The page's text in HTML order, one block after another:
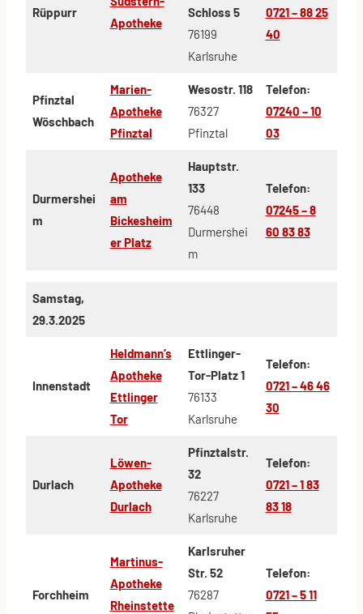
Rüppurr
Apotheke
Schloss 5
76199
Karlsruhe
0721 – 88 25
40
Pfinztal
Wöschbach
Marien-
Apotheke
Pfinztal
Wesostr. 118
76327
Pfinztal
Telefon:
07240 – 10
03
Durmershei
m
Apotheke
am
Bickesheim
er Platz
Hauptstr.
133
76448
Durmershei
m
Telefon:
07245 – 8
60 83 83
Samstag,
29.3.2025
Innenstadt
Heldmann’s
Apotheke
Ettlinger
Tor
Ettlinger-
Tor-Platz 1
76133
Karlsruhe
Telefon:
0721 – 46 46
30
Durlach
Löwen-
Apotheke
Durlach
Pfinztalstr.
32
76227
Karlsruhe
Telefon:
0721 – 1 83
83 18
Forchheim
Martinus-
Apotheke
Rheinstette
Karlsruher
Str. 52
76287
Telefon:
0721 – 5 11